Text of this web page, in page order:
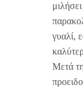
γυαλί,
Μετά